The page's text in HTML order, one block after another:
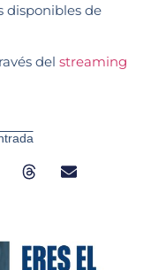
disponibles de
del streaming